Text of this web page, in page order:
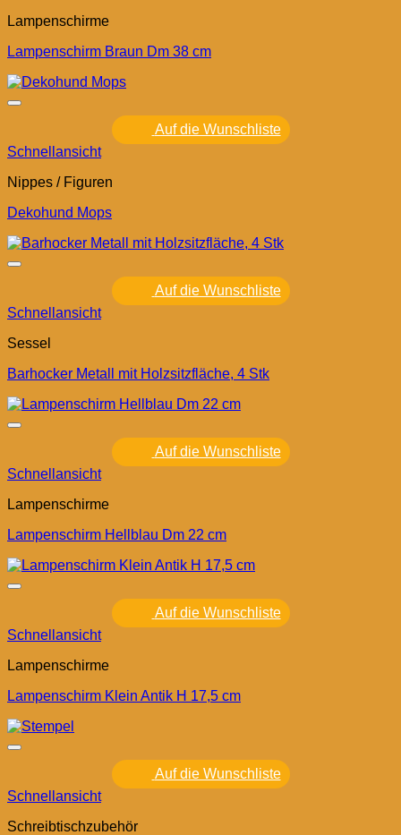
Lampenschirme
Lampenschirm Braun Dm 38 cm
Auf die Wunschliste
Schnellansicht
Nippes / Figuren
Dekohund Mops
Auf die Wunschliste
Schnellansicht
Sessel
Barhocker Metall mit Holzsitzfläche, 4 Stk
Auf die Wunschliste
Schnellansicht
Lampenschirme
Lampenschirm Hellblau Dm 22 cm
Auf die Wunschliste
Schnellansicht
Lampenschirme
Lampenschirm Klein Antik H 17,5 cm
Auf die Wunschliste
Schnellansicht
Schreibtischzubehör